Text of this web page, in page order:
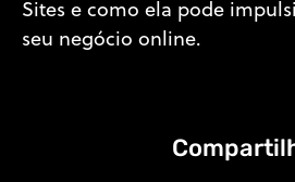
Sites e como ela pode
seu negócio online.